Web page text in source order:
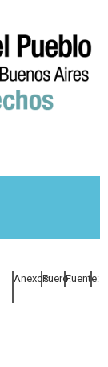
Anexos:Fuero:Fuente: